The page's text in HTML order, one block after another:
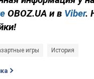
OBOZ.UA и в Viber.
игры История